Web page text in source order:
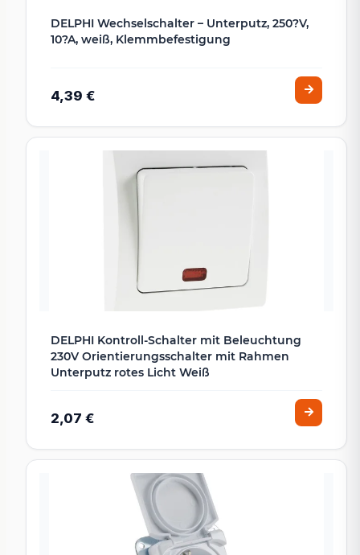
DELPHI Wechselschalter – Unterputz, 250?V,
10?A, weiß, Klemmbefestigung
4,39 €
DELPHI Kontroll-Schalter mit Beleuchtung
230V Orientierungsschalter mit Rahmen
Unterputz rotes Licht Weiß
2,07 €